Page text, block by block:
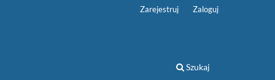
Szukaj
Zarejestruj Zaloguj